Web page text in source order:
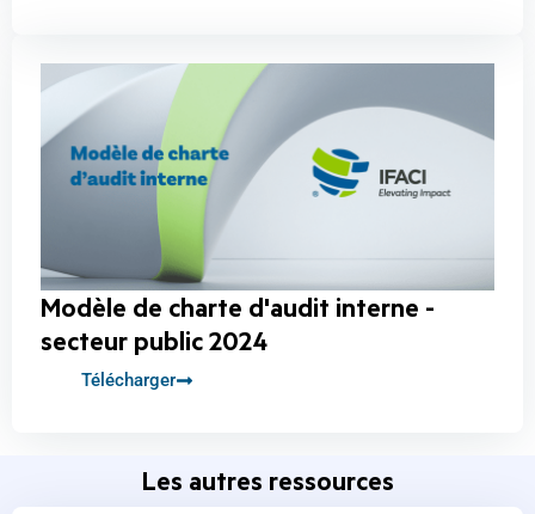
Modèle de charte d'audit interne -
secteur public 2024
Télécharger
Les autres ressources